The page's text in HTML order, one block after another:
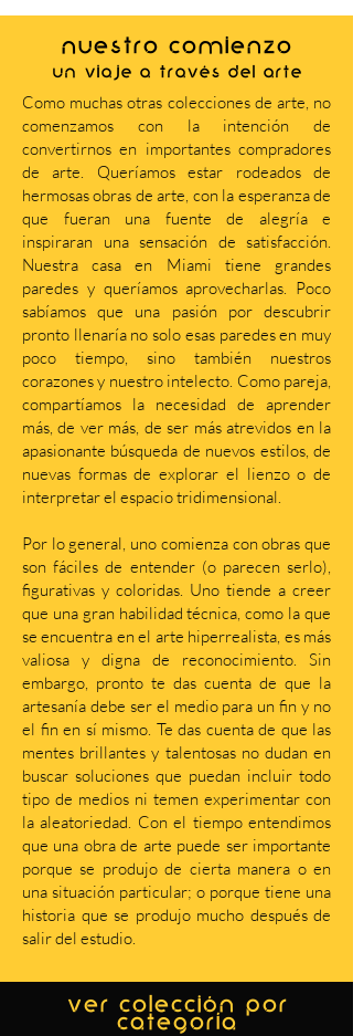
NUESTRO COMIENZO
Un viaje a través del arte
Como muchas otras colecciones de arte, no
comenzamos con la intención de
convertirnos en importantes compradores
de arte. Queríamos estar rodeados de
hermosas obras de arte, con la esperanza de
que fueran una fuente de alegría e
inspiraran una sensación de satisfacción.
Nuestra casa en Miami tiene grandes
paredes y queríamos aprovecharlas. Poco
sabíamos que una pasión por descubrir
pronto llenaría no solo esas paredes en muy
poco tiempo, sino también nuestros
corazones y nuestro intelecto. Como pareja,
compartíamos la necesidad de aprender
más, de ver más, de ser más atrevidos en la
apasionante búsqueda de nuevos estilos, de
nuevas formas de explorar el lienzo o de
interpretar el espacio tridimensional.
Por lo general, uno comienza con obras que
son fáciles de entender (o parecen serlo),
figurativas y coloridas. Uno tiende a creer
que una gran habilidad técnica, como la que
se encuentra en el arte hiperrealista, es más
valiosa y digna de reconocimiento. Sin
embargo, pronto te das cuenta de que la
artesanía debe ser el medio para un fin y no
el fin en sí mismo. Te das cuenta de que las
mentes brillantes y talentosas no dudan en
buscar soluciones que puedan incluir todo
tipo de medios ni temen experimentar con
la aleatoriedad. Con el tiempo entendimos
que una obra de arte puede ser importante
porque se produjo de cierta manera o en
una situación particular; o porque tiene una
historia que se produjo mucho después de
salir del estudio.
ver colección por
categoría